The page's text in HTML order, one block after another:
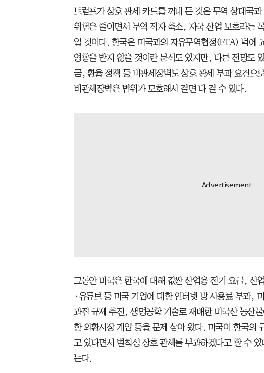
트럼프가 상호 관세 카드를 꺼내 든 것은 무역 상대국
위험은 줄이면서 무역 적자 축소, 자국 산업 보호라는
일 것이다. 한국은 미국과의 자유무역협정(FTA) 덕에
영향을 받지 않을 것이란 분석도 있지만, 다른 전망도
금, 환율 정책 등 비관세장벽도 상호 관세 부과 요건으
비관세장벽은 범위가 모호해서 걸면 다 걸 수 있다.
그동안 미국은 한국에 대해 값싼 산업용 전기 요금, 산
·유튜브 등 미국 기업에 대한 인터넷 망 사용료 부과,
과점 규제 추진, 생명공학 기술로 재배한 미국산 농산
한 외환시장 개입 등을 문제 삼아 왔다. 미국이 한국의
고 있다면서 벌칙성 상호 관세를 부과하겠다고 할 수
는다.